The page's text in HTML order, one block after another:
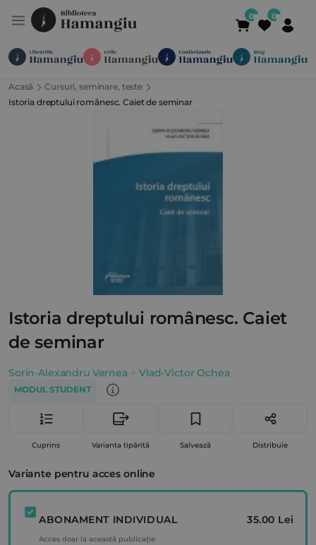
Module Publicații
Contact
Acasă
Cursuri, seminare, teste
Istoria dreptului românesc. Caiet de seminar
Istoria dreptului românesc. Caiet
de seminar
Sorin-Alexandru Vernea Vlad-Victor Ochea
MODUL STUDENT
Cuprins Varianta tipărită Salvează Distribuie
Variante pentru acces online
ABONAMENT INDIVIDUAL 35.00 Lei
Acces doar la această publicație